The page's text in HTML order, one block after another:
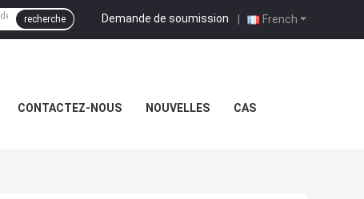
French
Demande de soumission |
recherche
CONTACTEZ-NOUS NOUVELLES CAS